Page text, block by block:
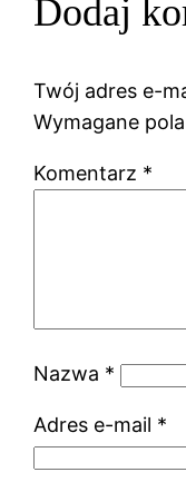
Dodaj
Twój adres e-
Wymagane
Komentarz *
Nazwa *
Adres e-mail *